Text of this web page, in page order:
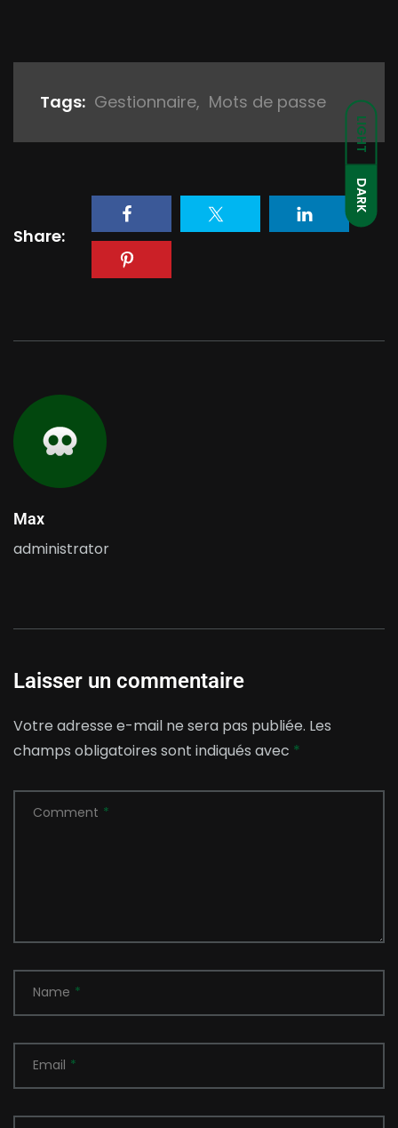
LIGHT
DARK
Tags: Gestionnaire, Mots de passe
Share:
Max
administrator
Laisser un commentaire
Votre adresse e-mail ne sera pas publiée. Les
champs obligatoires sont indiqués avec *
Comment *
Name *
Email *